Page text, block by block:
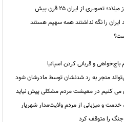
ایران را نگه نداشتند همه سهیم هستند
باج‌خواهی و قربانی کردن اسپانیا
منجر به رد شدنشان توسط مادرشان شود
می کنیم در معیشت مردم مشکلی پیش نیاید
را متوقف کرد